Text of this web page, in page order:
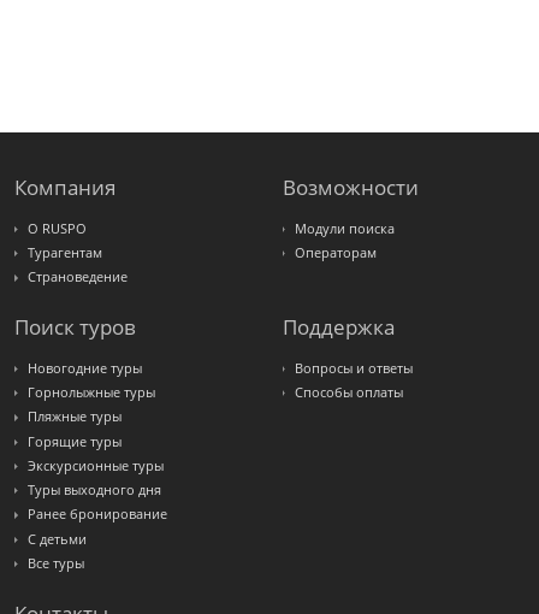
Интурист
Компания
О RUSPO
Турагентам
Страноведение
Возможности
Модули поиска
Операторам
Поиск туров
Новогодние туры
Горнолыжные туры
Пляжные туры
Горящие туры
Экскурсионные туры
Туры выходного дня
Ранее бронирование
С детьми
Все туры
Поддержка
Вопросы и ответы
Способы оплаты